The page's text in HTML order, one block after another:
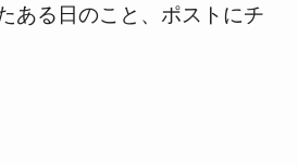
ある日のこと、ポストにチ